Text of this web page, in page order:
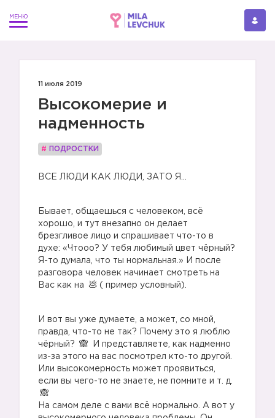
11 июля 2019
Высокомерие и
надменность
# ПОДРОСТКИ
ВСЕ ЛЮДИ КАК ЛЮДИ, ЗАТО Я...
Бывает, общаешься с человеком, всё
хорошо, и тут внезапно он делает
брезгливое лицо и спрашивает что-то в
духе: «Чтооо? У тебя любимый цвет чёрный?
Я-то думала, что ты нормальная.» И после
разговора человек начинает смотреть на
Вас как на
( пример условный).
И вот вы уже думаете, а может, со мной,
правда, что-то не так? Почему это я люблю
чёрный?
И представляете, как надменно
из-за этого на вас посмотрел кто-то другой.
Или высокомерность может проявиться,
если вы чего-то не знаете, не помните и т. д.
На самом деле с вами всё нормально. А вот у